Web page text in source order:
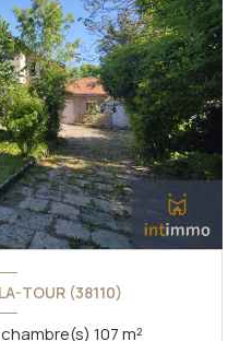
TOUR (38110)
Maison 6 pièce(s) 5 chambre(s) 107 m²